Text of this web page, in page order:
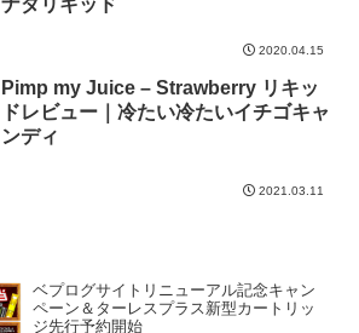
ナダリキッド
2020.04.15
Pimp my Juice – Strawberry リキッ
ドレビュー｜冷たい冷たいイチゴキャ
ンディ
2021.03.11
ベプログサイトリニューアル記念キャン
ペーン＆ターレスプラス新型カートリッ
ジ先行予約開始